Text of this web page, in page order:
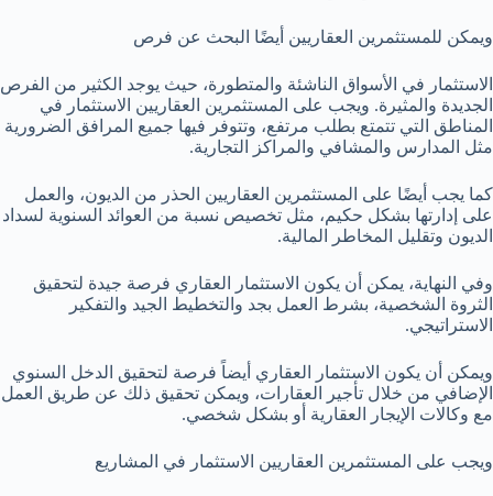
ويمكن للمستثمرين العقاريين أيضًا البحث عن فرص
الاستثمار في الأسواق الناشئة والمتطورة، حيث يوجد الكثير من الفرص
الجديدة والمثيرة. ويجب على المستثمرين العقاريين الاستثمار في
المناطق التي تتمتع بطلب مرتفع، وتتوفر فيها جميع المرافق الضرورية
مثل المدارس والمشافي والمراكز التجارية.
كما يجب أيضًا على المستثمرين العقاريين الحذر من الديون، والعمل
على إدارتها بشكل حكيم، مثل تخصيص نسبة من العوائد السنوية لسداد
الديون وتقليل المخاطر المالية.
وفي النهاية، يمكن أن يكون الاستثمار العقاري فرصة جيدة لتحقيق
الثروة الشخصية، بشرط العمل بجد والتخطيط الجيد والتفكير
الاستراتيجي.
ويمكن أن يكون الاستثمار العقاري أيضاً فرصة لتحقيق الدخل السنوي
الإضافي من خلال تأجير العقارات، ويمكن تحقيق ذلك عن طريق العمل
مع وكالات الإيجار العقارية أو بشكل شخصي.
ويجب على المستثمرين العقاريين الاستثمار في المشاريع